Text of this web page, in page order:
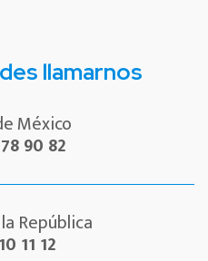
llamarnos
México
90 82
República
11 12